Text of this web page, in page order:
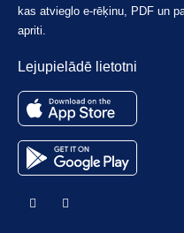
kas atvieglo e-rēķinu, PDF un
apriti.
Lejupielādē lietotni